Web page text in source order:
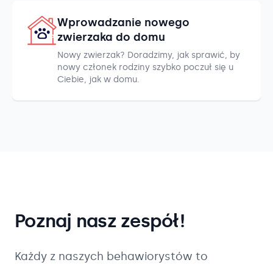
Wprowadzanie nowego
zwierzaka do domu
Nowy zwierzak? Doradzimy, jak sprawić, by
nowy członek rodziny szybko poczuł się u
Ciebie, jak w domu.
Poznaj nasz zespół!
Każdy z naszych behawiorystów to